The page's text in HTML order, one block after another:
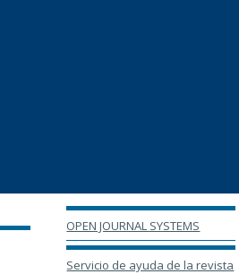
OPEN JOURNAL SYSTEMS
Servicio de ayuda de la revista